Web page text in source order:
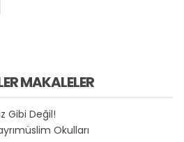
MAKALELER
Gibi Değil!
Okulları